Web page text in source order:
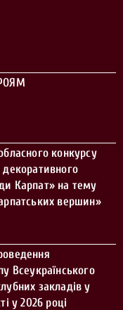
конкурсу
декоративного
Карпат» на тему
вершин»
Всеукраїнського
закладів у
у 2026 році